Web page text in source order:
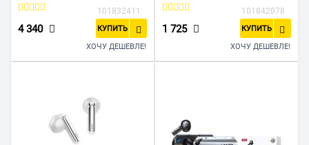
101832411
4 340 КУПИТЬ
ХОЧУ ДЕШЕВЛЕ!
101842078
1 725 КУПИТЬ
ХОЧУ ДЕШЕВЛЕ!